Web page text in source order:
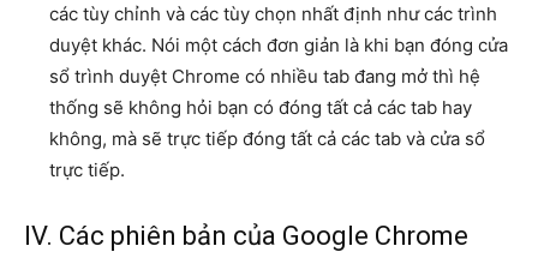
các tùy chỉnh và các tùy chọn nhất định như các trình
duyệt khác. Nói một cách đơn giản là khi bạn đóng cửa
sổ trình duyệt Chrome có nhiều tab đang mở thì hệ
thống sẽ không hỏi bạn có đóng tất cả các tab hay
không, mà sẽ trực tiếp đóng tất cả các tab và cửa sổ
trực tiếp.
IV. Các phiên bản của Google Chrome